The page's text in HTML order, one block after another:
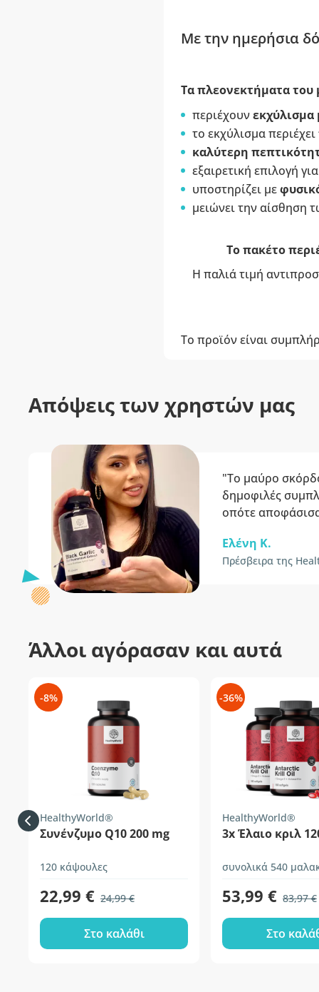
Με την ημερήσια
Τα πλεονεκτήματα
περιέχουνεκχύλισμα
το εκχύλισμα περιέχει
καλύτερη
εξαιρετική επιλογή
υποστηρίζει με
μειώνει την αίσθηση
Το πακέτο
Η παλιά τιμή
Το προϊόν είναι
Απόψεις των χρηστών μας
"Το μαύρο
δημοφιλές
οπότε
Ελένη Κ.
Πρέσβειρα της
Άλλοι αγόρασαν και αυτά
-8%
HealthyWorld®
Συνένζυμο Q10 200 mg
120 κάψουλες
22,99 € 24,99 €
Στο καλάθι
-36%
HealthyWorld®
3x Έλαιο κριλ
53,99 € 83,97 €
Στο